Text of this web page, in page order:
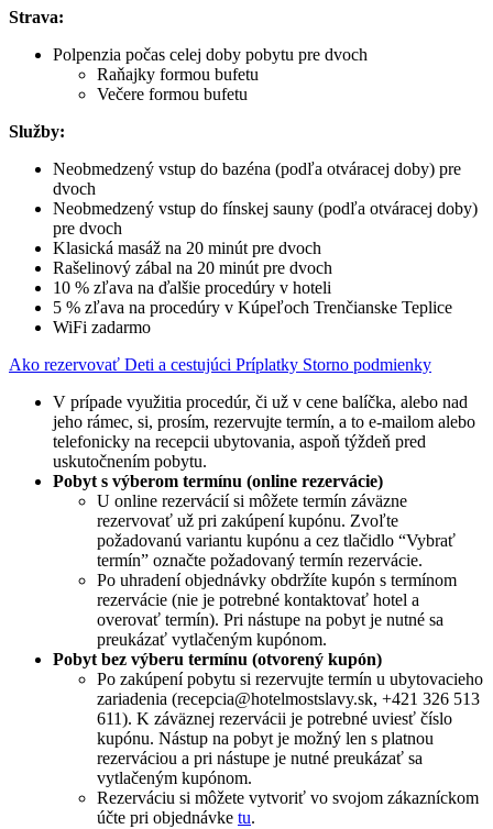
Strava:
Polpenzia počas celej doby pobytu pre dvoch
Raňajky formou bufetu
Večere formou bufetu
Služby:
Neobmedzený vstup do bazéna (podľa otváracej doby) pre
dvoch
Neobmedzený vstup do fínskej sauny (podľa otváracej doby)
pre dvoch
Klasická masáž na 20 minút pre dvoch
Rašelinový zábal na 20 minút pre dvoch
10 % zľava na ďalšie procedúry v hoteli
5 % zľava na procedúry v Kúpeľoch Trenčianske Teplice
WiFi zadarmo
Ako rezervovať Deti a cestujúci Príplatky Storno podmienky
V prípade využitia procedúr, či už v cene balíčka, alebo nad
jeho rámec, si, prosím, rezervujte termín, a to e-mailom alebo
telefonicky na recepcii ubytovania, aspoň týždeň pred
uskutočnením pobytu.
Pobyt s výberom termínu (online rezervácie)
U online rezervácií si môžete termín záväzne
rezervovať už pri zakúpení kupónu. Zvoľte
požadovanú variantu kupónu a cez tlačidlo “Vybrať
termín” označte požadovaný termín rezervácie.
Po uhradení objednávky obdržíte kupón s termínom
rezervácie (nie je potrebné kontaktovať hotel a
overovať termín). Pri nástupe na pobyt je nutné sa
preukázať vytlačeným kupónom.
Pobyt bez výberu termínu (otvorený kupón)
Po zakúpení pobytu si rezervujte termín u ubytovacieho
zariadenia (recepcia@hotelmostslavy.sk, +421 326 513
611). K záväznej rezervácii je potrebné uviesť číslo
kupónu. Nástup na pobyt je možný len s platnou
rezerváciou a pri nástupe je nutné preukázať sa
vytlačeným kupónom.
Rezerváciu si môžete vytvoriť vo svojom zákazníckom
účte pri objednávke tu.